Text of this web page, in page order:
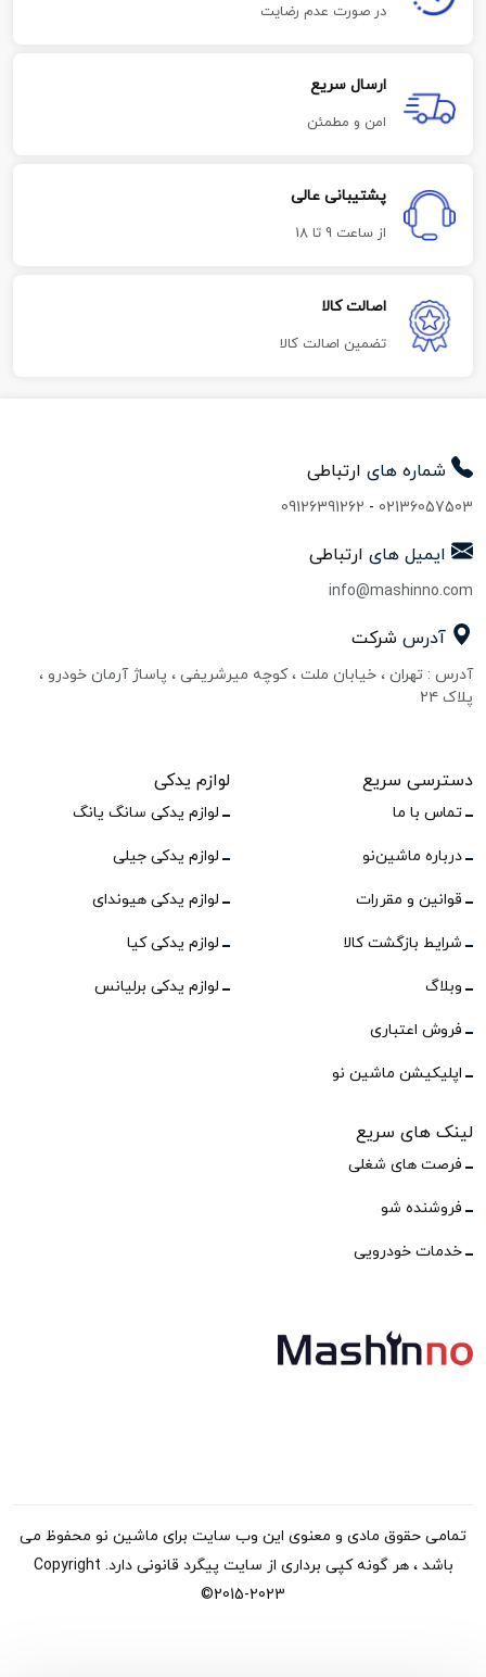
در صورت عدم رضایت
ارسال سریع
امن و مطمئن
پشتیبانی عالی
از ساعت 9 تا 18
اصالت کالا
تضمین اصالت کالا
شماره های ارتباطی
02136057503
-
09126391262
ایمیل های ارتباطی
info@mashinno.com
آدرس شرکت
آدرس : تهران ، خیابان ملت ، کوچه میرشریفی ، پاساژ آرمان خودرو ،
پلاک ۲۴
دسترسی سریع
تماس با ما
درباره ماشین‌نو
قوانین و مقررات
شرایط بازگشت کالا
وبلاگ
فروش اعتباری
اپلیکیشن ماشین نو
لوازم یدکی
لوازم یدکی سانگ یانگ
لوازم یدکی جیلی
لوازم یدکی هیوندای
لوازم یدکی کیا
لوازم یدکی برلیانس
لینک های سریع
فرصت های شغلی
فروشنده شو
خدمات خودرویی
تمامی حقوق مادی و معنوی این وب سایت برای ماشین نو محفوظ می
باشد ، هر گونه کپی برداری از سایت پیگرد قانونی دارد. Copyright
©2015-2023